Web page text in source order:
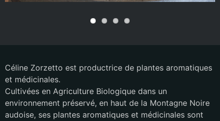
Céline Zorzetto est productrice de plantes aromatiques
et médicinales.
Cultivées en Agriculture Biologique dans un
environnement préservé, en haut de la Montagne Noire
audoise, ses plantes aromatiques et médicinales sont